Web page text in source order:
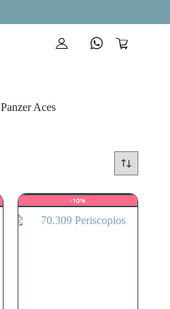
Carro
Panzer Aces
-10%